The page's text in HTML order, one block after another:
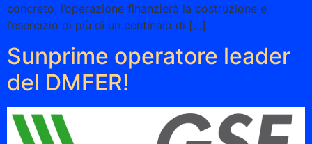
concreto, l’operazione finanzierà la costruzione e
l’esercizio di più di un centinaio di […]
Sunprime operatore leader
del DMFER!